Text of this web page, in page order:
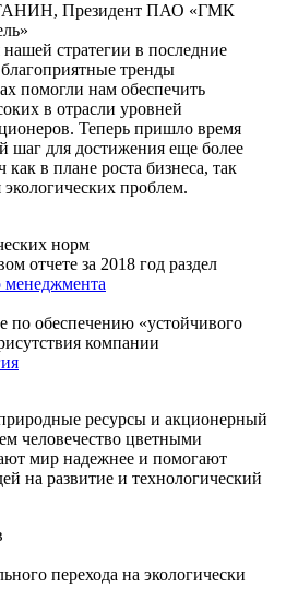
Президент ПАО «ГМК
нашей стратегии в последние
тренды
помогли нам обеспечить
в отрасли уровней
Теперь пришло время
шаг для достижения еще более
как в плане роста бизнеса, так
проблем.
норм
отчете за 2018 год раздел
менеджмента
по обеспечению «устойчивого
компании
ресурсы и акционерный
человечество цветными
мир надежнее и помогают
на развитие и технологический
перехода на экологически